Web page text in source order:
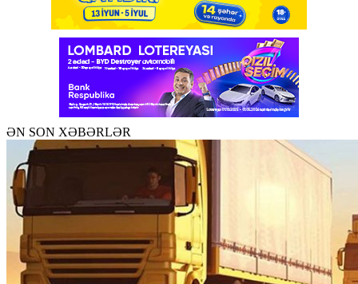
ƏN SON XƏBƏRLƏR